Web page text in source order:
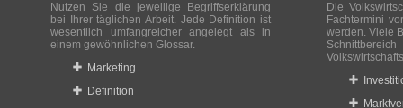
Nutzen Sie die jeweilige Begriffserklärung
bei Ihrer täglichen Arbeit. Jede Definition ist
wesentlich umfangreicher angelegt als in
einem gewöhnlichen Glossar.
Marketing
Definition
Die
Fachtermini
werden. Viele